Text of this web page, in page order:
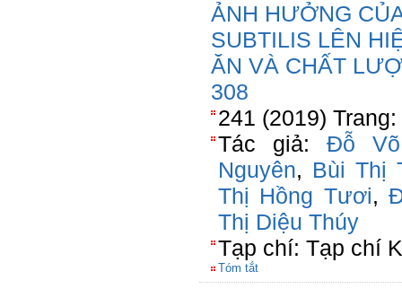
ẢNH HƯỞNG
SUBTILIS LÊN
ĂN VÀ CHẤT
308
241 (2019)
Tác giả: Đỗ
Nguyên, Bùi Thị
Thị Hồng Tươi,
Thị Diệu Thúy
Tạp chí: Tạp chí
Tóm tắt